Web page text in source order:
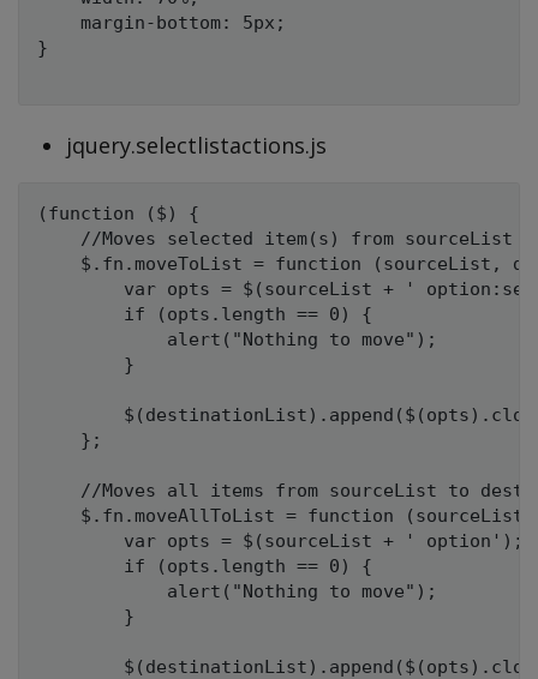
    margin-bottom: 5px;
}
jquery.selectlistactions.js
(function ($) {
//Moves selected item(s) from sourceList
$.fn.moveToList = function (sourceList,
var opts = $(sourceList + '
        if (opts.length == 0) {
            alert("Nothing to move");
        }
    };
//Moves all items from sourceList to
$.fn.moveAllToList = function
        var opts = $(sourceList + ' option');
        if (opts.length == 0) {
            alert("Nothing to move");
        }